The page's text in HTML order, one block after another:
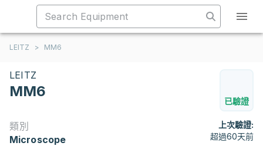
LEITZ > MM6
LEITZ
MM6
已驗證
類別
Microscope
上次驗證:
超過60天前